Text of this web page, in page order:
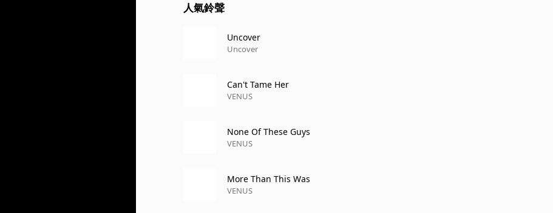
人氣鈴聲
Uncover
Uncover
Can't Tame Her
VENUS
None Of These Guys
VENUS
More Than This Was
VENUS